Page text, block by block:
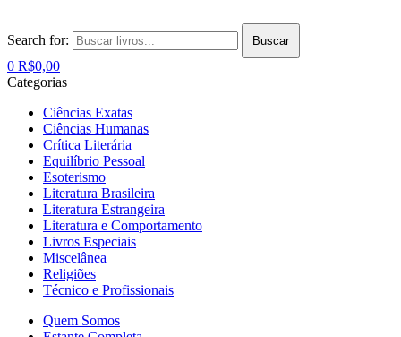
Search for: Buscar
0 R$0,00
Categorias
Ciências Exatas
Ciências Humanas
Crítica Literária
Equilíbrio Pessoal
Esoterismo
Literatura Brasileira
Literatura Estrangeira
Literatura e Comportamento
Livros Especiais
Miscelânea
Religiões
Técnico e Profissionais
Quem Somos